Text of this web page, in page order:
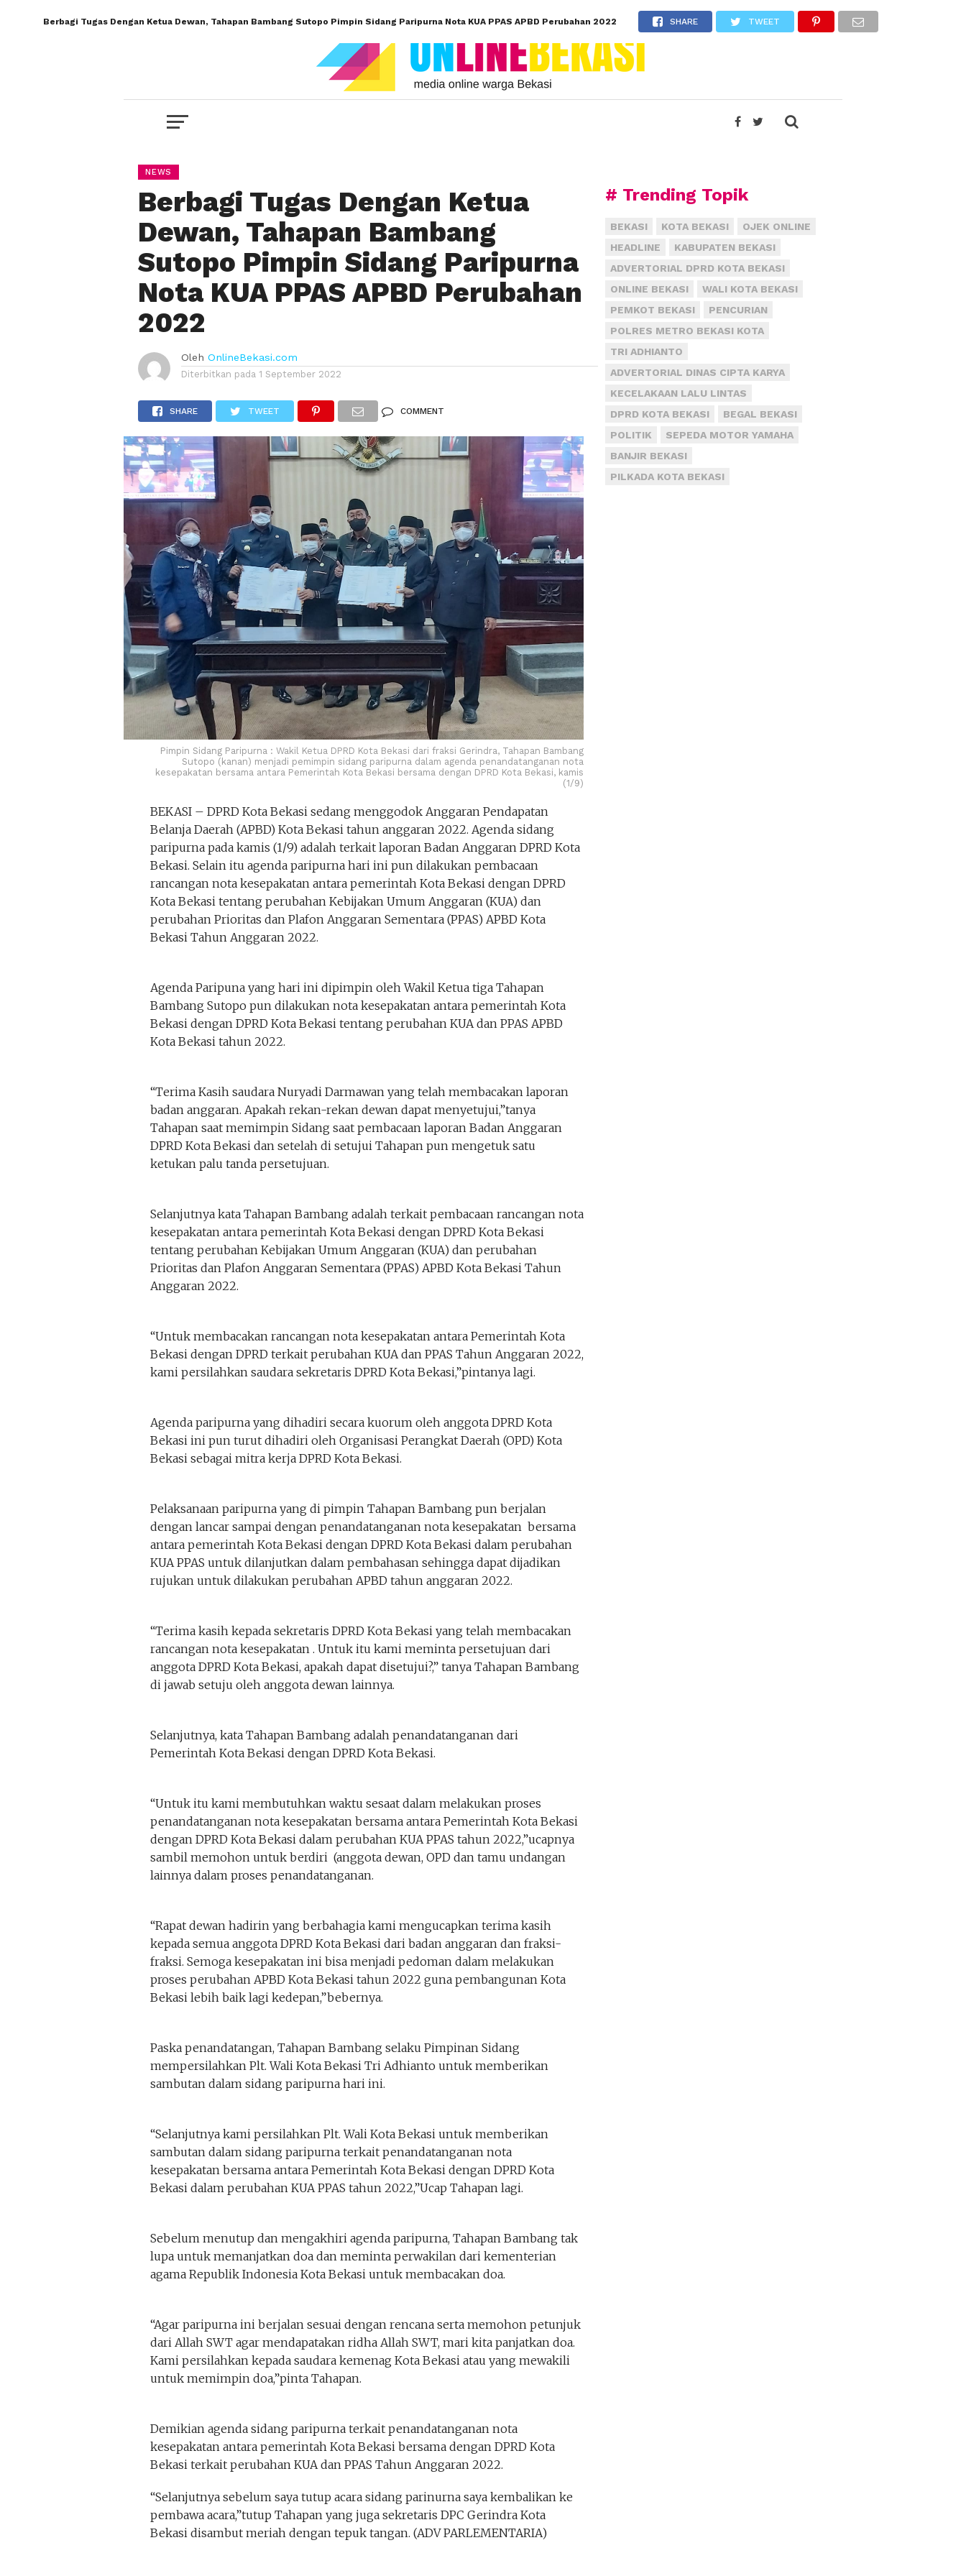
Berbagi Tugas Dengan Ketua Dewan, Tahapan Bambang Sutopo Pimpin Sidang Paripurna Nota KUA PPAS APBD Perubahan 2022 SHARE TWEET
NEWS
Berbagi Tugas Dengan Ketua
Dewan, Tahapan Bambang
Sutopo Pimpin Sidang Paripurna
Nota KUA PPAS APBD Perubahan
2022
Oleh OnlineBekasi.com
Diterbitkan pada 1 September 2022
SHARE TWEET COMMENT
Pimpin Sidang Paripurna : Wakil Ketua DPRD Kota Bekasi dari fraksi Gerindra, Tahapan Bambang
Sutopo (kanan) menjadi pemimpin sidang paripurna dalam agenda penandatanganan nota
kesepakatan bersama antara Pemerintah Kota Bekasi bersama dengan DPRD Kota Bekasi, kamis
(1/9)
BEKASI – DPRD Kota Bekasi sedang menggodok Anggaran Pendapatan
Belanja Daerah (APBD) Kota Bekasi tahun anggaran 2022. Agenda sidang
paripurna pada kamis (1/9) adalah terkait laporan Badan Anggaran DPRD Kota
Bekasi. Selain itu agenda paripurna hari ini pun dilakukan pembacaan
rancangan nota kesepakatan antara pemerintah Kota Bekasi dengan DPRD
Kota Bekasi tentang perubahan Kebijakan Umum Anggaran (KUA) dan
perubahan Prioritas dan Plafon Anggaran Sementara (PPAS) APBD Kota
Bekasi Tahun Anggaran 2022.
Agenda Paripuna yang hari ini dipimpin oleh Wakil Ketua tiga Tahapan
Bambang Sutopo pun dilakukan nota kesepakatan antara pemerintah Kota
Bekasi dengan DPRD Kota Bekasi tentang perubahan KUA dan PPAS APBD
Kota Bekasi tahun 2022.
“Terima Kasih saudara Nuryadi Darmawan yang telah membacakan laporan
badan anggaran. Apakah rekan-rekan dewan dapat menyetujui,”tanya
Tahapan saat memimpin Sidang saat pembacaan laporan Badan Anggaran
DPRD Kota Bekasi dan setelah di setujui Tahapan pun mengetuk satu
ketukan palu tanda persetujuan.
Selanjutnya kata Tahapan Bambang adalah terkait pembacaan rancangan nota
kesepakatan antara pemerintah Kota Bekasi dengan DPRD Kota Bekasi
tentang perubahan Kebijakan Umum Anggaran (KUA) dan perubahan
Prioritas dan Plafon Anggaran Sementara (PPAS) APBD Kota Bekasi Tahun
Anggaran 2022.
“Untuk membacakan rancangan nota kesepakatan antara Pemerintah Kota
Bekasi dengan DPRD terkait perubahan KUA dan PPAS Tahun Anggaran 2022,
kami persilahkan saudara sekretaris DPRD Kota Bekasi,”pintanya lagi.
Agenda paripurna yang dihadiri secara kuorum oleh anggota DPRD Kota
Bekasi ini pun turut dihadiri oleh Organisasi Perangkat Daerah (OPD) Kota
Bekasi sebagai mitra kerja DPRD Kota Bekasi.
Pelaksanaan paripurna yang di pimpin Tahapan Bambang pun berjalan
dengan lancar sampai dengan penandatanganan nota kesepakatan bersama
antara pemerintah Kota Bekasi dengan DPRD Kota Bekasi dalam perubahan
KUA PPAS untuk dilanjutkan dalam pembahasan sehingga dapat dijadikan
rujukan untuk dilakukan perubahan APBD tahun anggaran 2022.
“Terima kasih kepada sekretaris DPRD Kota Bekasi yang telah membacakan
rancangan nota kesepakatan . Untuk itu kami meminta persetujuan dari
anggota DPRD Kota Bekasi, apakah dapat disetujui?,” tanya Tahapan Bambang
di jawab setuju oleh anggota dewan lainnya.
Selanjutnya, kata Tahapan Bambang adalah penandatanganan dari
Pemerintah Kota Bekasi dengan DPRD Kota Bekasi.
“Untuk itu kami membutuhkan waktu sesaat dalam melakukan proses
penandatanganan nota kesepakatan bersama antara Pemerintah Kota Bekasi
dengan DPRD Kota Bekasi dalam perubahan KUA PPAS tahun 2022,”ucapnya
sambil memohon untuk berdiri (anggota dewan, OPD dan tamu undangan
lainnya dalam proses penandatanganan.
“Rapat dewan hadirin yang berbahagia kami mengucapkan terima kasih
kepada semua anggota DPRD Kota Bekasi dari badan anggaran dan fraksi-
fraksi. Semoga kesepakatan ini bisa menjadi pedoman dalam melakukan
proses perubahan APBD Kota Bekasi tahun 2022 guna pembangunan Kota
Bekasi lebih baik lagi kedepan,”bebernya.
Paska penandatangan, Tahapan Bambang selaku Pimpinan Sidang
mempersilahkan Plt. Wali Kota Bekasi Tri Adhianto untuk memberikan
sambutan dalam sidang paripurna hari ini.
“Selanjutnya kami persilahkan Plt. Wali Kota Bekasi untuk memberikan
sambutan dalam sidang paripurna terkait penandatanganan nota
kesepakatan bersama antara Pemerintah Kota Bekasi dengan DPRD Kota
Bekasi dalam perubahan KUA PPAS tahun 2022,”Ucap Tahapan lagi.
Sebelum menutup dan mengakhiri agenda paripurna, Tahapan Bambang tak
lupa untuk memanjatkan doa dan meminta perwakilan dari kementerian
agama Republik Indonesia Kota Bekasi untuk membacakan doa.
“Agar paripurna ini berjalan sesuai dengan rencana serta memohon petunjuk
dari Allah SWT agar mendapatakan ridha Allah SWT, mari kita panjatkan doa.
Kami persilahkan kepada saudara kemenag Kota Bekasi atau yang mewakili
untuk memimpin doa,”pinta Tahapan.
Demikian agenda sidang paripurna terkait penandatanganan nota
kesepakatan antara pemerintah Kota Bekasi bersama dengan DPRD Kota
Bekasi terkait perubahan KUA dan PPAS Tahun Anggaran 2022.
“Selanjutnya sebelum saya tutup acara sidang parinurna saya kembalikan ke
pembawa acara,”tutup Tahapan yang juga sekretaris DPC Gerindra Kota
Bekasi disambut meriah dengan tepuk tangan. (ADV PARLEMENTARIA)
# Trending Topik
BEKASI KOTA BEKASI
OJEK ONLINE
HEADLINE
KABUPATEN BEKASI
ADVERTORIAL DPRD KOTA BEKASI
ONLINE BEKASI
WALI KOTA BEKASI
PEMKOT BEKASI
PENCURIAN
POLRES METRO BEKASI KOTA
TRI ADHIANTO
ADVERTORIAL DINAS CIPTA KARYA
KECELAKAAN LALU LINTAS
DPRD KOTA BEKASI
BEGAL BEKASI
POLITIK
SEPEDA MOTOR YAMAHA
BANJIR BEKASI
PILKADA KOTA BEKASI